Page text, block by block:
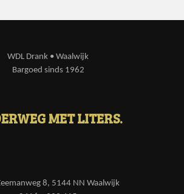
WDL Drank • Waalwijk
Bargoed sinds 1962
MET LITERS.
8, 5144 NN Waalwijk